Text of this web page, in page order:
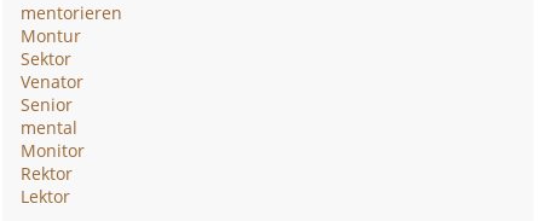
mentorieren
Montur
Sektor
Venator
Senior
mental
Monitor
Rektor
Lektor